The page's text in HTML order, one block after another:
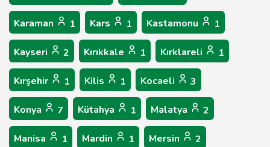
Karaman 1 Kars 1 Kastamonu 1
Kayseri 2 Kırıkkale 1 Kırklareli 1
Kırşehir 1 Kilis 1 Kocaeli 3
Konya 7 Kütahya 1 Malatya 2
Manisa 1 Mardin 1 Mersin 2